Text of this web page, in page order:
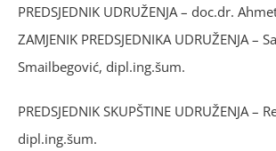
PREDSJEDNIK UDRUŽENJA – doc.dr.
ZAMJENIK PREDSJEDNIKA UDRUŽENJA –
Smailbegović, dipl.ing.šum.
PREDSJEDNIK SKUPŠTINE UDRUŽENJA –
dipl.ing.šum.